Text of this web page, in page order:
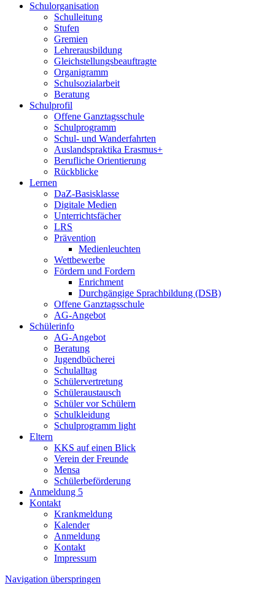
Schulorganisation
Schulleitung
Stufen
Gremien
Lehrerausbildung
Gleichstellungsbeauftragte
Organigramm
Schulsozialarbeit
Beratung
Schulprofil
Offene Ganztagsschule
Schulprogramm
Schul- und Wanderfahrten
Auslandspraktika Erasmus+
Berufliche Orientierung
Rückblicke
Lernen
DaZ-Basisklasse
Digitale Medien
Unterrichtsfächer
LRS
Prävention
Medienleuchten
Wettbewerbe
Fördern und Fordern
Enrichment
Durchgängige Sprachbildung (DSB)
Offene Ganztagsschule
AG-Angebot
Schülerinfo
AG-Angebot
Beratung
Jugendbücherei
Schulalltag
Schülervertretung
Schüleraustausch
Schüler vor Schülern
Schulkleidung
Schulprogramm light
Eltern
KKS auf einen Blick
Verein der Freunde
Mensa
Schülerbeförderung
Anmeldung 5
Kontakt
Krankmeldung
Kalender
Anmeldung
Kontakt
Impressum
Navigation überspringen